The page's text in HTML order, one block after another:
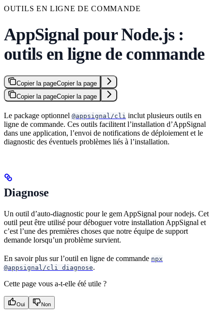
OUTILS EN LIGNE DE COMMANDE
AppSignal pour Node.js :
outils en ligne de commande
Copier la pageCopier la page
Copier la pageCopier la page
Le package optionnel @appsignal/cli inclut plusieurs outils en
ligne de commande. Ces outils facilitent l’installation d’AppSignal
dans une application, l’envoi de notifications de déploiement et le
diagnostic des éventuels problèmes liés à l’installation.
Diagnose
Un outil d’auto-diagnostic pour le gem AppSignal pour nodejs. Cet
outil peut être utilisé pour déboguer votre installation AppSignal et
c’est l’une des premières choses que notre équipe de support
demande lorsqu’un problème survient.
En savoir plus sur l’outil en ligne de commande npx
@appsignal/cli diagnose.
Cette page vous a-t-elle été utile ?
Oui Non